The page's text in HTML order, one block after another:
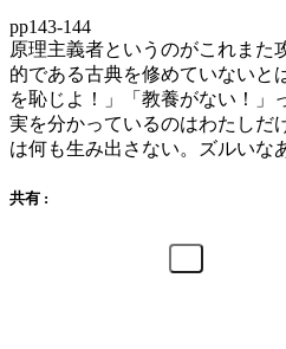
pp143-144
原理主義者というのがこれまた
的である古典を修めていないと
を恥じよ！」「教養がない！」
実を分かっているのはわたしだ
は何も生み出さない。ズルいな
共有 :